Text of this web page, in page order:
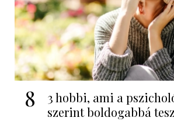
8
3 hobbi, ami a
szerint boldogabbá tesz